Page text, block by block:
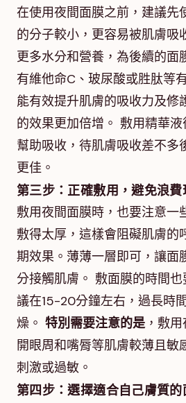
在使用夜間面膜之前，建議先
的分子較小，更容易被肌膚吸
更多水分和營養，為後續的面
有維他命C、玻尿酸或胜肽等
能有效提升肌膚的吸收力及修
的效果更加倍增。 敷用精華
幫助吸收，待肌膚吸收差不多
更佳。
第三步：正確敷用，避免浪
敷用夜間面膜時，也要注意一
敷得太厚，這樣會阻礙肌膚的
期效果。薄薄一層即可，讓面
分接觸肌膚。 敷面膜的時間
議在15-20分鐘左右，過長時
燥。 特別需要注意的是，敷
開眼周和嘴脣等肌膚較薄且敏
刺激或過敏。
第四步：選擇適合自己膚質的